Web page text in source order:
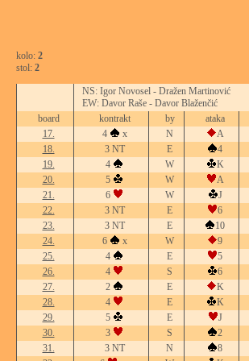
kolo: 2
stol: 2
NS: Igor Novosel - Dražen Martinović
EW: Davor Raše - Davor Blaženčić
board
kontrakt by ataka
17.
4 x N A
18.
3 NT E 4
19.
4 W K
20.
5 W A
21.
6 W J
22.
3 NT E 6
23.
3 NT E 10
24.
6 x W 9
25.
4 E 5
26.
4 S 6
27.
2 E K
28.
4 E K
29.
5 E J
30.
3 S 2
31.
3 NT N 8